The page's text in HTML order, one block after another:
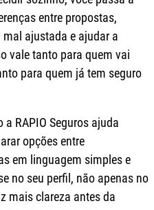
entre propostas,
ajustada e ajudar a
vale tanto para quem vai
para quem já tem seguro
RAPIO Seguros ajuda
opções entre
em linguagem simples e
no seu perfil, não apenas no
mais clareza antes da